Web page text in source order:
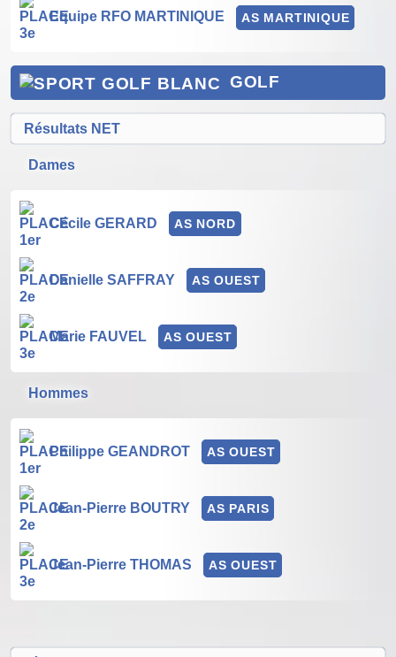
Equipe RFO MARTINIQUE AS MARTINIQUE
GOLF
Résultats NET
Dames
Cécile GERARD AS NORD
Danielle SAFFRAY AS OUEST
Marie FAUVEL AS OUEST
Hommes
Philippe GEANDROT AS OUEST
Jean-Pierre BOUTRY AS PARIS
Jean-Pierre THOMAS AS OUEST